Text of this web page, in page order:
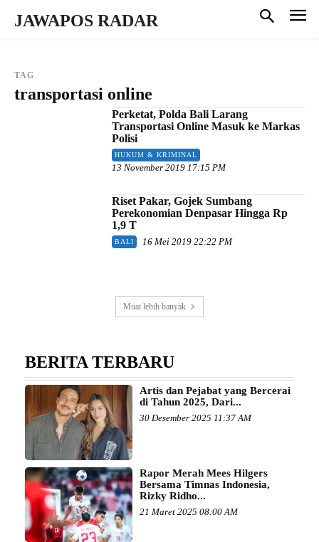
JAWAPOS RADAR
TAG
transportasi online
Perketat, Polda Bali Larang
Transportasi Online Masuk ke Markas
Polisi
HUKUM & KRIMINAL
13 November 2019 17:15 PM
Riset Pakar, Gojek Sumbang
Perekonomian Denpasar Hingga Rp
1,9 T
BALI 16 Mei 2019 22:22 PM
Muat lebih banyak
BERITA TERBARU
Artis dan Pejabat yang Bercerai
di Tahun 2025, Dari...
30 Desember 2025 11:37 AM
Rapor Merah Mees Hilgers
Bersama Timnas Indonesia,
Rizky Ridho...
21 Maret 2025 08:00 AM